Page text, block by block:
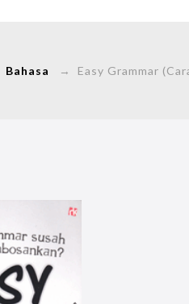
Bahasa → Easy Grammar